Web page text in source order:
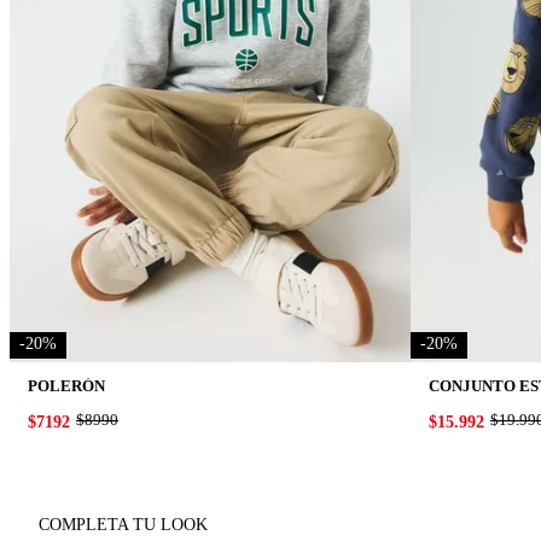
-20%
POLERÓN
ORIGINAL PRICE:
$8990
PRICE:
$7192
-20%
PRICE:
$15.992
COMPLETA TU LOOK